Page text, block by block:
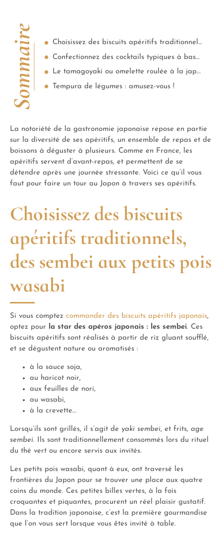
Sommaire
Choisissez des biscuits apéritifs traditionnels, des sembei aux petits pois wasabi
Confectionnez des cocktails typiques à base de shôchû
Le tamagoyaki ou omelette roulée à la japonaise
Tempura de légumes : amusez-vous !
La notoriété de la gastronomie japonaise repose en partie
sur la diversité de ses apéritifs, un ensemble de repas et de
boissons à déguster à plusieurs. Comme en France, les
apéritifs servent d’avant-repas, et permettent de se
détendre après une journée stressante. Voici ce qu’il vous
faut pour faire un tour au Japon à travers ses apéritifs.
Choisissez des biscuits
apéritifs traditionnels,
des sembei aux petits pois
wasabi
Si vous comptez commander des biscuits apéritifs japonais,
optez pour la star des apéros japonais : les sembei. Ces
biscuits apéritifs sont réalisés à partir de riz gluant soufflé,
et se dégustent nature ou aromatisés :
à la sauce soja,
au haricot noir,
aux feuilles de nori,
au wasabi,
à la crevette…
Lorsqu’ils sont grillés, il s’agit de yaki sembei, et frits, age
sembei. Ils sont traditionnellement consommés lors du rituel
du thé vert ou encore servis aux invités.
Les petits pois wasabi, quant à eux, ont traversé les
frontières du Japon pour se trouver une place aux quatre
coins du monde. Ces petites billes vertes, à la fois
croquantes et piquantes, procurent un réel plaisir gustatif.
Dans la tradition japonaise, c’est la première gourmandise
que l’on vous sert lorsque vous êtes invité à table.